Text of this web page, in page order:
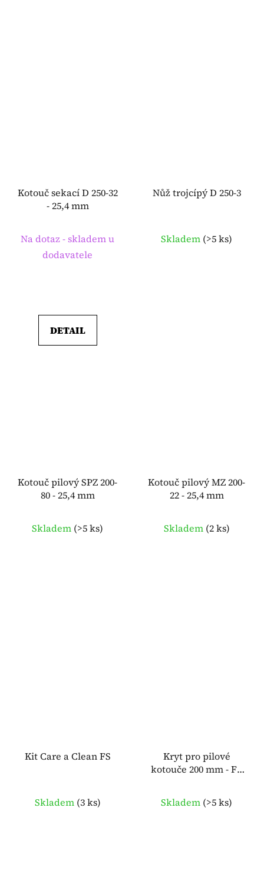
Kotouč sekací D 250-32
- 25,4 mm
Na dotaz - skladem u
dodavatele
DETAIL
Nůž trojcípý D 250-3
Skladem (>5 ks)
Kotouč pilový SPZ 200-
80 - 25,4 mm
Skladem (>5 ks)
Kotouč pilový MZ 200-
22 - 25,4 mm
Skladem (2 ks)
Kit Care a Clean FS
Skladem (3 ks)
Kryt pro pilové
kotouče 200 mm - FS
Skladem (>5 ks)